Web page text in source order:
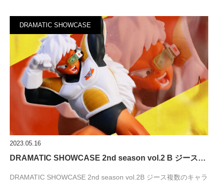
DRAMATIC SHOWCASE
2023.05.16
DRAMATIC SHOWCASE 2nd season vol.2 B ジース…
DRAMATIC SHOWCASE 2nd season vol.2B ジース複数のキャラ